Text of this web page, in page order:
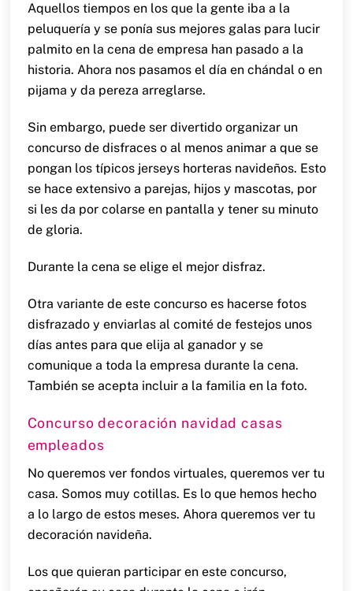
Aquellos tiempos en los que la gente iba a la
peluquería y se ponía sus mejores galas para lucir
palmito en la cena de empresa han pasado a la
historia. Ahora nos pasamos el día en chándal o en
pijama y da pereza arreglarse.
Sin embargo, puede ser divertido organizar un
concurso de disfraces o al menos animar a que se
pongan los típicos jerseys horteras navideños. Esto
se hace extensivo a parejas, hijos y mascotas, por
si les da por colarse en pantalla y tener su minuto
de gloria.
Durante la cena se elige el mejor disfraz.
Otra variante de este concurso es hacerse fotos
disfrazado y enviarlas al comité de festejos unos
días antes para que elija al ganador y se
comunique a toda la empresa durante la cena.
También se acepta incluir a la familia en la foto.
Concurso decoración navidad casas
empleados
No queremos ver fondos virtuales, queremos ver tu
casa. Somos muy cotillas. Es lo que hemos hecho
a lo largo de estos meses. Ahora queremos ver tu
decoración navideña.
Los que quieran participar en este concurso,